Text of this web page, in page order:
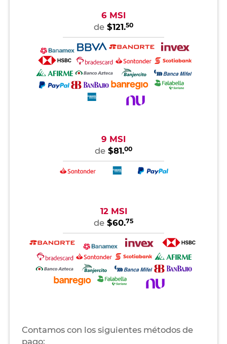
6 MSI
de $121.50
9 MSI
de $81.00
12 MSI
de $60.75
Contamos con los siguientes métodos de
pago: